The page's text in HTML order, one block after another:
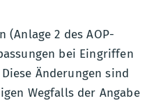
(Anlage 2 des AOP-
bei Eingriffen
Änderungen sind
Wegfalls der Angabe